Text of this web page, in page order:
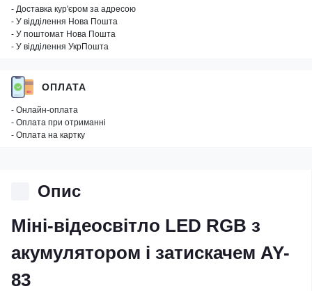
- Доставка кур'єром за адресою
- У відділення Нова Пошта
- У поштомат Нова Пошта
- У відділення УкрПошта
ОПЛАТА
- Онлайн-оплата
- Оплата при отриманні
- Оплата на картку
Опис
Міні-відеосвітло LED RGB з
акумулятором і затискачем AY-
83